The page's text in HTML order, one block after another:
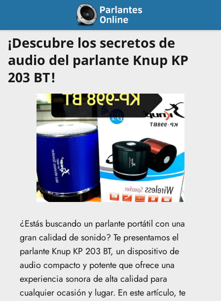
¡Descubre los secretos de
audio del parlante Knup KP
203 BT!
¿Estás buscando un parlante portátil con una
gran calidad de sonido? Te presentamos el
parlante Knup KP 203 BT, un dispositivo de
audio compacto y potente que ofrece una
experiencia sonora de alta calidad para
cualquier ocasión y lugar. En este artículo, te